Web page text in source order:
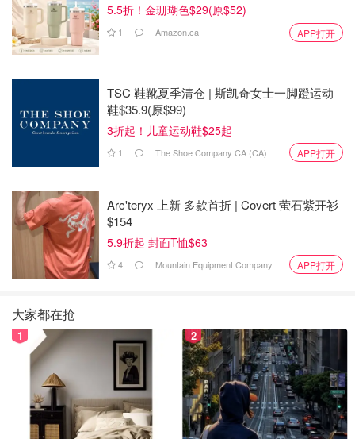
以下是Playa这边最喜欢的一个潜点，Cerebros，像花园一
样，水浅还有很多珊瑚洞可以钻来钻去，看到了好多加勒比
龙虾，哈哈
5.5折！金珊瑚色$29(原$52)
1 Amazon.ca APP打开
TSC 鞋靴夏季清仓 | 斯凯奇女士一脚蹬运动
鞋$35.9(原$99)
3折起！儿童运动鞋$25起
1 The Shoe Company CA (CA) APP打开
Arc'teryx 上新 多款首折 | Covert 萤石紫开衫
$154
5.9折起 封面T恤$63
4 Mountain Equipment Company APP打开
大家都在抢
1 2